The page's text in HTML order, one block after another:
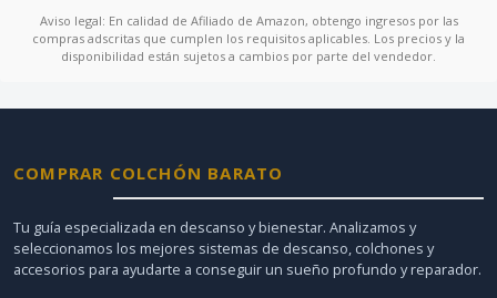
Aviso legal: En calidad de Afiliado de Amazon, obtengo ingresos por las
compras adscritas que cumplen los requisitos aplicables. Los precios y la
disponibilidad están sujetos a cambios por parte del vendedor.
COMPRAR COLCHÓN BARATO
Tu guía especializada en descanso y bienestar. Analizamos y
seleccionamos los mejores sistemas de descanso, colchones y
accesorios para ayudarte a conseguir un sueño profundo y reparador.